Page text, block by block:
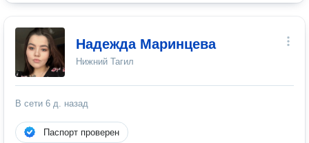
Надежда Маринцева
Нижний Тагил
В сети 6 д. назад
Паспорт проверен